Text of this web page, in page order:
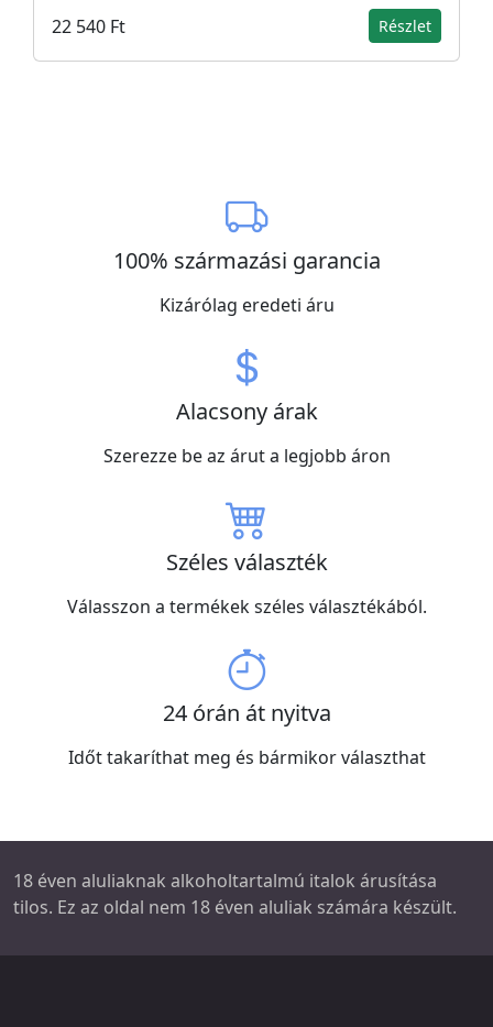
22 540 Ft Részlet
100% származási garancia
Kizárólag eredeti áru
Alacsony árak
Szerezze be az árut a legjobb áron
Széles választék
Válasszon a termékek széles választékából.
24 órán át nyitva
Időt takaríthat meg és bármikor választhat
18 éven aluliaknak alkoholtartalmú italok árusítása
tilos. Ez az oldal nem 18 éven aluliak számára készült.